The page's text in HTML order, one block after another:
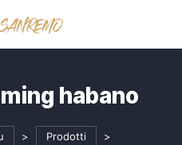
habano
> Prodotti >